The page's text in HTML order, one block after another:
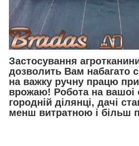
Застосування
дозволить Вам набагато
на важку ручну працю
врожаю! Робота на вашоі
городній ділянці, дачі
менш витратною і більш